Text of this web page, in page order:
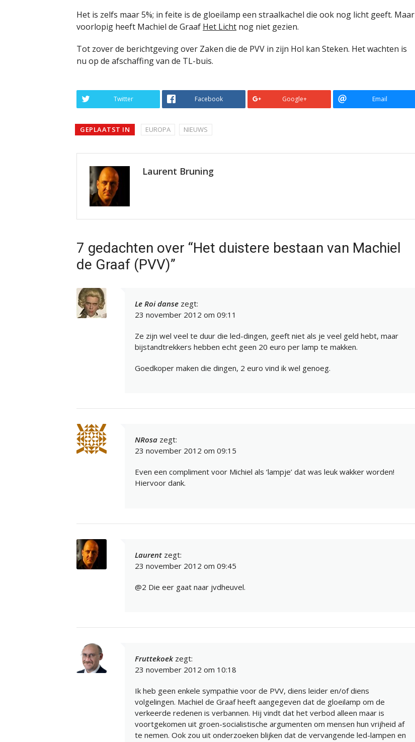
Het is zelfs maar 5%; in feite is de gloeilamp een straalkachel die ook nog licht geeft. Maar
voorlopig heeft Machiel de Graaf Het Licht nog niet gezien.
Tot zover de berichtgeving over Zaken die de PVV in zijn Hol kan Steken. Het wachten is
nu op de afschaffing van de TL-buis.
Twitter Facebook Google+ Email
GEPLAATST IN EUROPA NIEUWS
Laurent Bruning
7 gedachten over “Het duistere bestaan van Machiel
de Graaf (PVV)”
Le Roi danse zegt:
23 november 2012 om 09:11
Ze zijn wel veel te duur die led-dingen, geeft niet als je veel geld hebt, maar
bijstandtrekkers hebben echt geen 20 euro per lamp te makken.
Goedkoper maken die dingen, 2 euro vind ik wel genoeg.
NRosa zegt:
23 november 2012 om 09:15
Even een compliment voor Michiel als ‘lampje’ dat was leuk wakker worden!
Hiervoor dank.
Laurent zegt:
23 november 2012 om 09:45
@2 Die eer gaat naar jvdheuvel.
Fruttekoek zegt:
23 november 2012 om 10:18
Ik heb geen enkele sympathie voor de PVV, diens leider en/of diens
volgelingen. Machiel de Graaf heeft aangegeven dat de gloeilamp om de
verkeerde redenen is verbannen. Hij vindt dat het verbod alleen maar is
voortgekomen uit groen-socialistische argumenten om mensen hun vrijheid af
te nemen. Ook zou uit onderzoeken blijken dat de vervangende led-lampen en